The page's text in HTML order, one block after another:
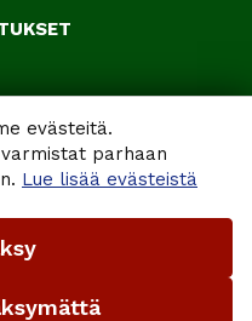
evästeitä.
parhaan
Lue lisää evästeistä